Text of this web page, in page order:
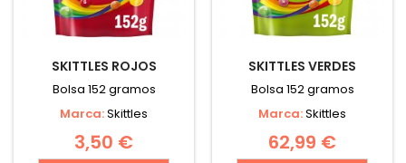
SKITTLES ROJOS
Bolsa 152 gramos
Marca:Skittles
3,50 €
SKITTLES VERDES
Bolsa 152 gramos
Marca:Skittles
62,99 €